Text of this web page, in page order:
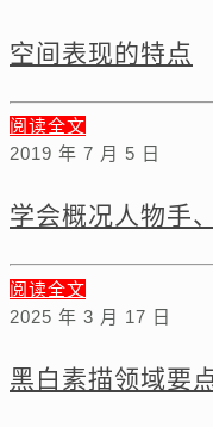
空间表现的特点
阅读全文
2019 年 7 月 5 日
学会概况人物手
阅读全文
2025 年 3 月 17 日
黑白素描领域要